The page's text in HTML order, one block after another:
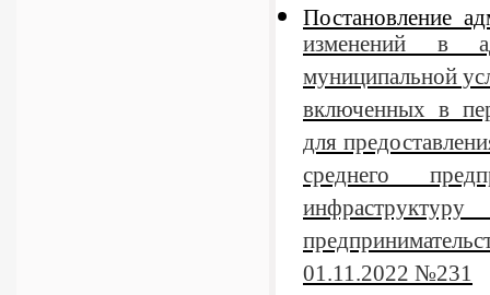
Постановление
изменений в
муниципальной
включенных в
для
среднего
01.11.2022 №231